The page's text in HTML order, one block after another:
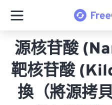
源核苷酸
靶核苷酸
換（將源拷